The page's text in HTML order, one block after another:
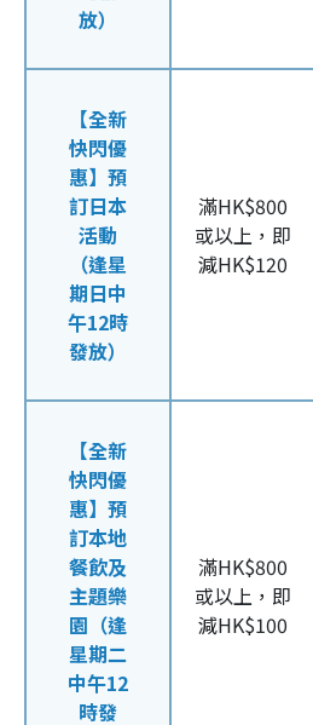
放）
【全新
快閃優
惠】預
訂日本
活動
（逢星
期日中
午12時
發放）
滿HK$800
或以上，即
減HK$120
【全新
快閃優
惠】預
訂本地
餐飲及
主題樂
園（逢
星期二
中午12
時發
滿HK$800
或以上，即
減HK$100